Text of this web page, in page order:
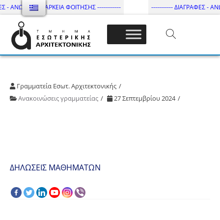
ΑΝΩΤΑΤΗ ΔΙΑΡΚΕΙΑ ΦΟΙΤΗΣΗΣ ------------ ----------- ΔΙΑΓΡΑΦΕΣ -
Τμήμα Εσωτ. Αρχιτεκτονικής – ΔΙ.ΠΑ.Ε
Γραμματεία Εσωτ. Αρχιτεκτονικής
Ανακοινώσεις γραμματείας
27 Σεπτεμβρίου 2024
ΔΗΛΩΣΕΙΣ ΜΑΘΗΜΑΤΩΝ